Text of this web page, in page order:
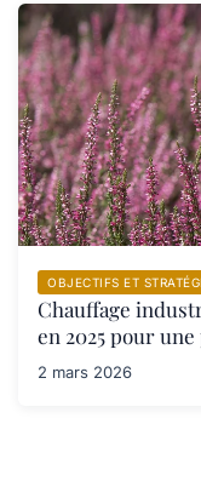
OBJECTIFS ET
Chauffage
en 2025 pour
2 mars 2026